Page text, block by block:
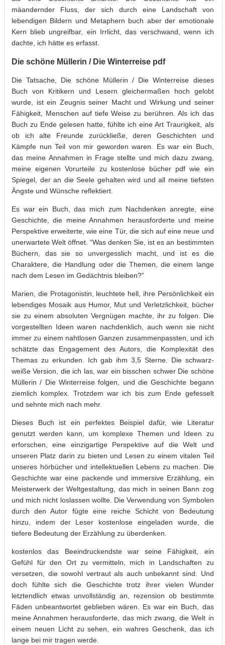
mäandernder Fluss, der sich durch eine Landschaft von
lebendigen Bildern und Metaphern buch aber der emotionale
Kern blieb ungreifbar, ein Irrlicht, das verschwand, wenn ich
dachte, ich hätte es erfasst.
Die schöne Müllerin / Die Winterreise pdf
Die Tatsache, Die schöne Müllerin / Die Winterreise dieses
Buch von Kritikern und Lesern gleichermaßen hoch gelobt
wurde, ist ein Zeugnis seiner Macht und Wirkung und seiner
Fähigkeit, Menschen auf tiefe Weise zu berühren. Als ich das
Buch zu Ende gelesen hatte, fühlte ich eine Art Traurigkeit, als
ob ich alte Freunde zurückließe, deren Geschichten und
Kämpfe nun Teil von mir geworden waren. Es war ein Buch,
das meine Annahmen in Frage stellte und mich dazu zwang,
meine eigenen Vorurteile zu kostenlose bücher pdf wie ein
Spiegel, der an die Seele gehalten wird und all meine tiefsten
Ängste und Wünsche reflektiert.
Es war ein Buch, das mich zum Nachdenken anregte, eine
Geschichte, die meine Annahmen herausforderte und meine
Perspektive erweiterte, wie eine Tür, die sich auf eine neue und
unerwartete Welt öffnet. “Was denken Sie, ist es an bestimmten
Büchern, das sie so unvergesslich macht, und ist es die
Charaktere, die Handlung oder die Themen, die einem lange
nach dem Lesen im Gedächtnis bleiben?”
Marien, die Protagonistin, leuchtete hell, ihre Persönlichkeit ein
lebendiges Mosaik aus Humor, Mut und Verletzlichkeit, bücher
sie zu einem absoluten Vergnügen machte, ihr zu folgen. Die
vorgestellten Ideen waren nachdenklich, auch wenn sie nicht
immer zu einem nahtlosen Ganzen zusammenpassten, und ich
schätzte das Engagement des Autors, die Komplexität des
Themas zu erkunden. Ich gab ihm 3,5 Sterne. Die schwarz-
weiße Version, die ich las, war ein bisschen schwer Die schöne
Müllerin / Die Winterreise folgen, und die Geschichte begann
ziemlich komplex. Trotzdem war ich bis zum Ende gefesselt
und sehnte mich nach mehr.
Dieses Buch ist ein perfektes Beispiel dafür, wie Literatur
genutzt werden kann, um komplexe Themen und Ideen zu
erforschen, eine einzigartige Perspektive auf die Welt und
unseren Platz darin zu bieten und Lesen zu einem vitalen Teil
unseres hörbücher und intellektuellen Lebens zu machen. Die
Geschichte war eine packende und immersive Erzählung, ein
Meisterwerk der Weltgestaltung, das mich in seinen Bann zog
und mich nicht loslassen wollte. Die Verwendung von Symbolen
durch den Autor fügte eine reiche Schicht von Bedeutung
hinzu, indem der Leser kostenlose eingeladen wurde, die
tiefere Bedeutung der Erzählung zu überdenken.
kostenlos das Beeindruckendste war seine Fähigkeit, ein
Gefühl für den Ort zu vermitteln, mich in Landschaften zu
versetzen, die sowohl vertraut als auch unbekannt sind. Und
doch fühlte sich die Geschichte trotz ihrer vielen Wunder
letztendlich etwas unvollständig an, rezension ob bestimmte
Fäden unbeantwortet geblieben wären. Es war ein Buch, das
meine Annahmen herausforderte, das mich zwang, die Welt in
einem neuen Licht zu sehen, ein wahres Geschenk, das ich
lange bei mir tragen werde.